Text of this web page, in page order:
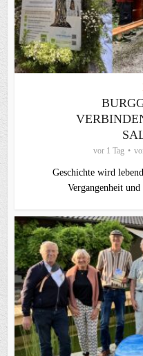
vor 1 Tag
Geschichte wird
Vergangenheit und